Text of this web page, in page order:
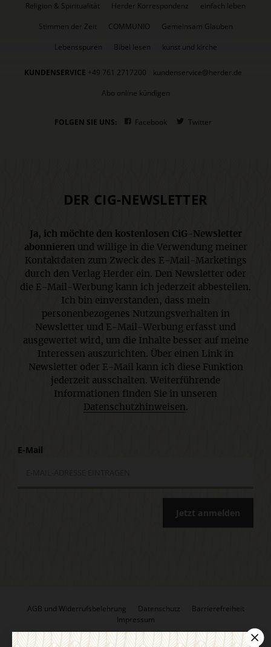
Religion & Spiritualität
Herder Korrespondenz
einfach leben
Stimmen der Zeit
COMMUNIO
Gemeinsam Glauben
Lebensspuren
Bibel lesen kunst und kirche
KUNDENSERVICE +49 761 2717200
kundenservice@herder.de
Abo online kündigen
FOLGEN SIE UNS: Facebook Twitter
DER CIG-NEWSLETTER
Ja, ich möchte den kostenlosen CiG-Newsletter
abonnierenund willige in die Verwendung meiner
Kontaktdaten zum Zweck des E-Mail-Marketings
durch den Verlag Herder ein. Den Newsletter oder
die E-Mail-Werbung kann ich jederzeit abbestellen.
Ich bin einverstanden, dass mein
personenbezogenes Nutzungsverhalten in
Newsletter und E-Mail-Werbung erfasst und
ausgewertet wird, um die Inhalte besser auf meine
Interessen auszurichten. Über einen Link in
Newsletter oder E-Mail kann ich diese Funktion
jederzeit ausschalten. Weiterführende
Informationen finden Sie in unseren
Datenschutzhinweisen.
E-Mail
Jetzt anmelden
AGB und Widerrufsbelehrung Datenschutz
Barrierefreiheit
Impressum